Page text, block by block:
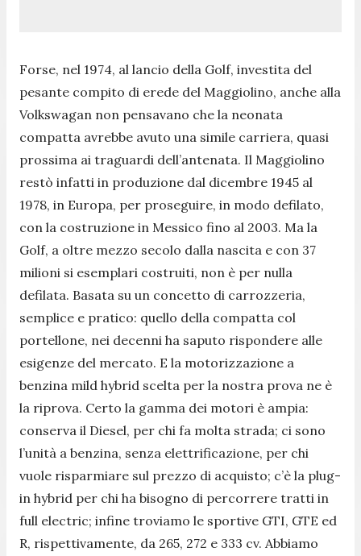
Forse, nel 1974, al lancio della Golf, investita del
pesante compito di erede del Maggiolino, anche alla
Volkswagan non pensavano che la neonata
compatta avrebbe avuto una simile carriera, quasi
prossima ai traguardi dell’antenata. Il Maggiolino
restò infatti in produzione dal dicembre 1945 al
1978, in Europa, per proseguire, in modo defilato,
con la costruzione in Messico fino al 2003. Ma la
Golf, a oltre mezzo secolo dalla nascita e con 37
milioni si esemplari costruiti, non è per nulla
defilata. Basata su un concetto di carrozzeria,
semplice e pratico: quello della compatta col
portellone, nei decenni ha saputo rispondere alle
esigenze del mercato. E la motorizzazione a
benzina mild hybrid scelta per la nostra prova ne è
la riprova. Certo la gamma dei motori è ampia:
conserva il Diesel, per chi fa molta strada; ci sono
l’unità a benzina, senza elettrificazione, per chi
vuole risparmiare sul prezzo di acquisto; c’è la plug-
in hybrid per chi ha bisogno di percorrere tratti in
full electric; infine troviamo le sportive GTI, GTE ed
R, rispettivamente, da 265, 272 e 333 cv. Abbiamo